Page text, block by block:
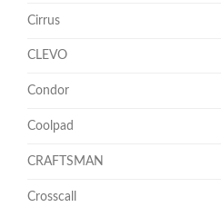
Cirrus
CLEVO
Condor
Coolpad
CRAFTSMAN
Crosscall